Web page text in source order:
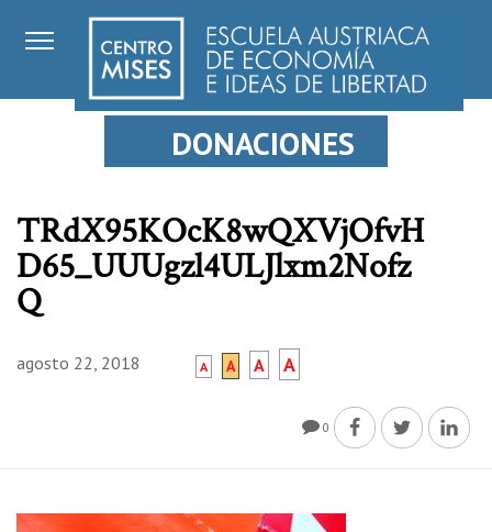
DONACIONES
TRdX95KOcK8wQXVjOfvH
D65_UUUgzl4ULJlxm2Nofz
Q
agosto 22, 2018 A A A A
0